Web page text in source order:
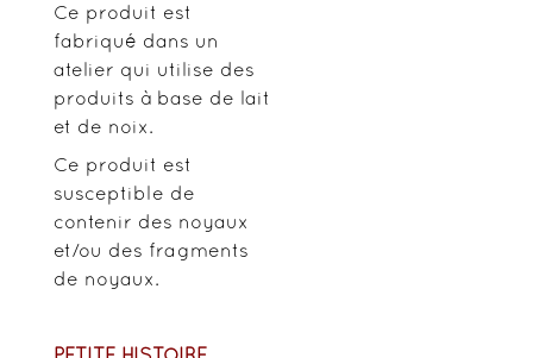
Ce produit est
fabriqué dans un
atelier qui utilise des
produits à base de lait
et de noix.
Ce produit est
susceptible de
contenir des noyaux
et/ou des fragments
de noyaux.